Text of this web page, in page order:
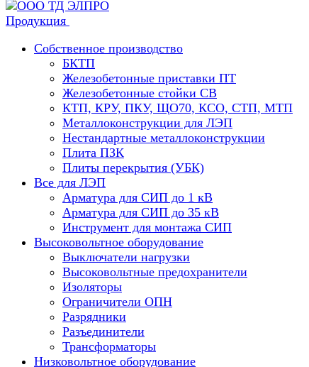
Продукция
Собственное производство
БКТП
Железобетонные приставки ПТ
Железобетонные стойки СВ
КТП, КРУ, ПКУ, ЩО70, КСО, СТП, МТП
Металлоконструкции для ЛЭП
Нестандартные металлоконструкции
Плита ПЗК
Плиты перекрытия (УБК)
Все для ЛЭП
Арматура для СИП до 1 кВ
Арматура для СИП до 35 кВ
Инструмент для монтажа СИП
Высоковольтное оборудование
Выключатели нагрузки
Высоковольтные предохранители
Изоляторы
Ограничители ОПН
Разрядники
Разъединители
Трансформаторы
Низковольтное оборудование